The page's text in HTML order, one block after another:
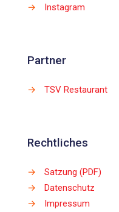
→
Instagram
Partner
→ TSV Restaurant
Rechtliches
→
Satzung (PDF)
→
Datenschutz
→
Impressum